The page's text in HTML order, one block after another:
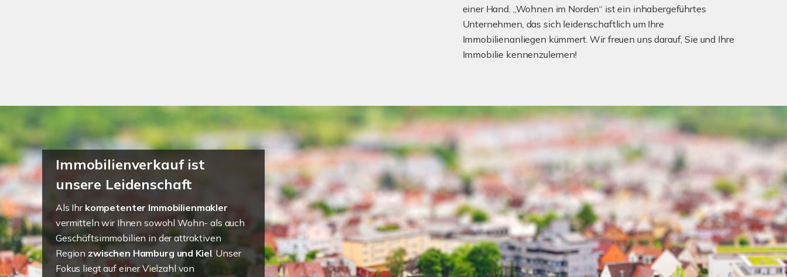
einer Hand. „Wohnen im Norden“ ist ein inhabergeführtes
Unternehmen, das sich leidenschaftlich um Ihre
Immobilienanliegen kümmert. Wir freuen uns darauf, Sie und Ihre
Immobilie kennenzulernen!
Immobilienverkauf ist
unsere Leidenschaft
Als Ihr kompetenter Immobilienmakler
vermitteln wir Ihnen sowohl Wohn- als auch
Geschäftsimmobilien in der attraktiven
Region zwischen Hamburg und Kiel. Unser
Fokus liegt auf einer Vielzahl von